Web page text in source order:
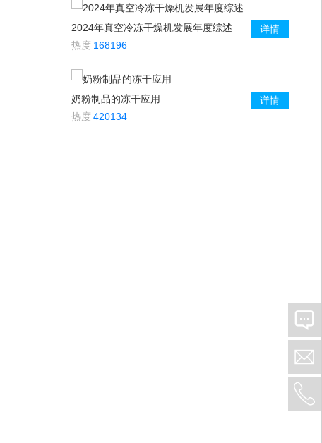
详情
2024年真空冷冻干燥机发展年度综述
热度 168196
详情
奶粉制品的冻干应用
热度 420134